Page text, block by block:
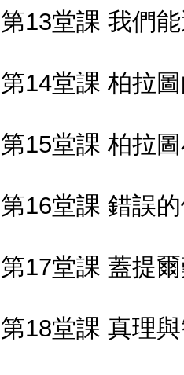
第13堂課 我們
第14堂課 柏拉
第15堂課 柏拉
第16堂課 錯誤
第17堂課 蓋提
第18堂課 真理